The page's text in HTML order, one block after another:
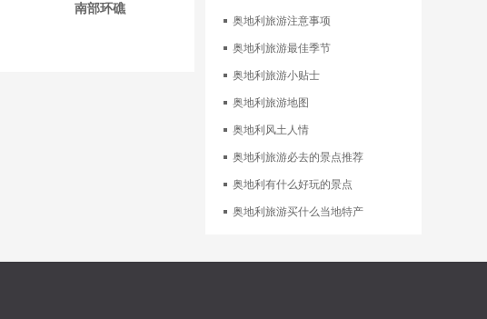
南部环礁
奥地利旅游注意事项
奥地利旅游最佳季节
奥地利旅游小贴士
奥地利旅游地图
奥地利风土人情
奥地利旅游必去的景点推荐
奥地利有什么好玩的景点
奥地利旅游买什么当地特产